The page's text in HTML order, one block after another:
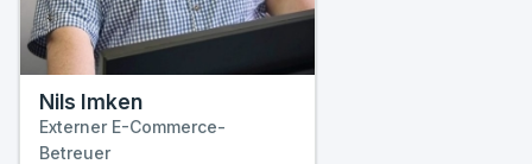
Nils Imken
Externer E-Commerce-
Betreuer